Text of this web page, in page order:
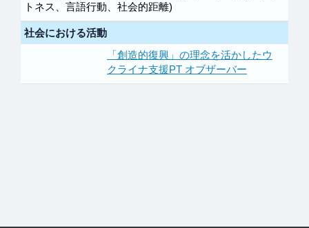
トネス、言語行動、社会的距離)
社会における活動
「創造的復興」の理念を活かしたウ
クライナ支援PT オブザーバー